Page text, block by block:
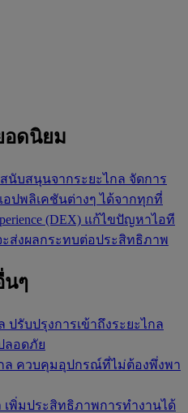
อดนิยม
นับสนุนจากระยะไกล จัดการ
ปพลิเคชันต่างๆ ได้จากทุกที่
(DEX) แก้ไขปัญหาไอที
ะส่งผลกระทบต่อประสิทธิภาพ
นๆ
ปรับปรุงการเข้าถึงระยะไกล
ลอดภัย
ล ควบคุมอุปกรณ์ที่ไม่ต้องพึ่งพา
เพิ่มประสิทธิภาพการทำงานได้